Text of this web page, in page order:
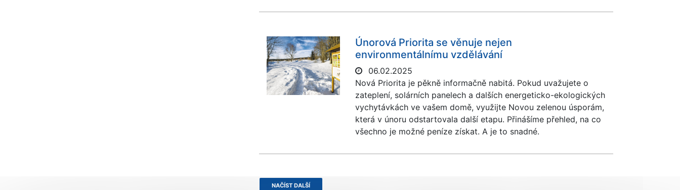
Únorová Priorita se věnuje nejen
environmentálnímu vzdělávání
06.02.2025
Nová Priorita je pěkně informačně nabitá. Pokud uvažujete o
zateplení, solárních panelech a dalších energeticko-ekologických
vychytávkách ve vašem domě, využijte Novou zelenou úsporám,
která v únoru odstartovala další etapu. Přinášíme přehled, na co
všechno je možné peníze získat. A je to snadné.
NAČÍST DALŠÍ